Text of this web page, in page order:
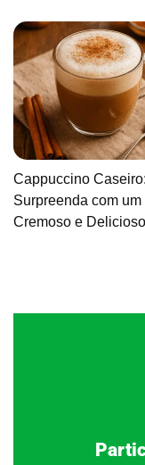
Cappuccino Caseiro:
Surpreenda com um
Cremoso e